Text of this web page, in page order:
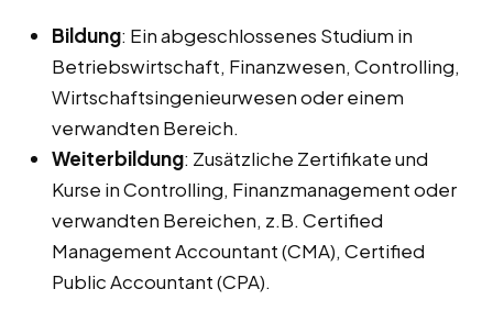
Bildung: Ein abgeschlossenes Studium in
Betriebswirtschaft, Finanzwesen, Controlling,
Wirtschaftsingenieurwesen oder einem
verwandten Bereich.
Weiterbildung: Zusätzliche Zertifikate und
Kurse in Controlling, Finanzmanagement oder
verwandten Bereichen, z.B. Certified
Management Accountant (CMA), Certified
Public Accountant (CPA).